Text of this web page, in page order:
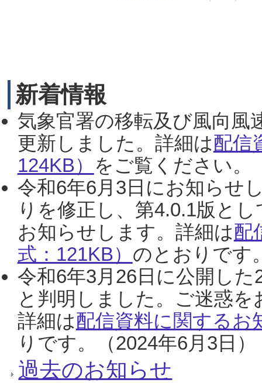
新着情報
気象官署の移転及び風向風
更新しました。詳細は配信
124KB） をご覧ください。
令和6年6月3日にお知らせ
りを修正し、第4.0.1版と
お知らせします。詳細は配
式：121KB） のとおりです
令和6年3月26日に公開し
と判明しました。ご迷惑
詳細は配信資料に関するお
りです。（2024年6月3日）
過去のお知らせ